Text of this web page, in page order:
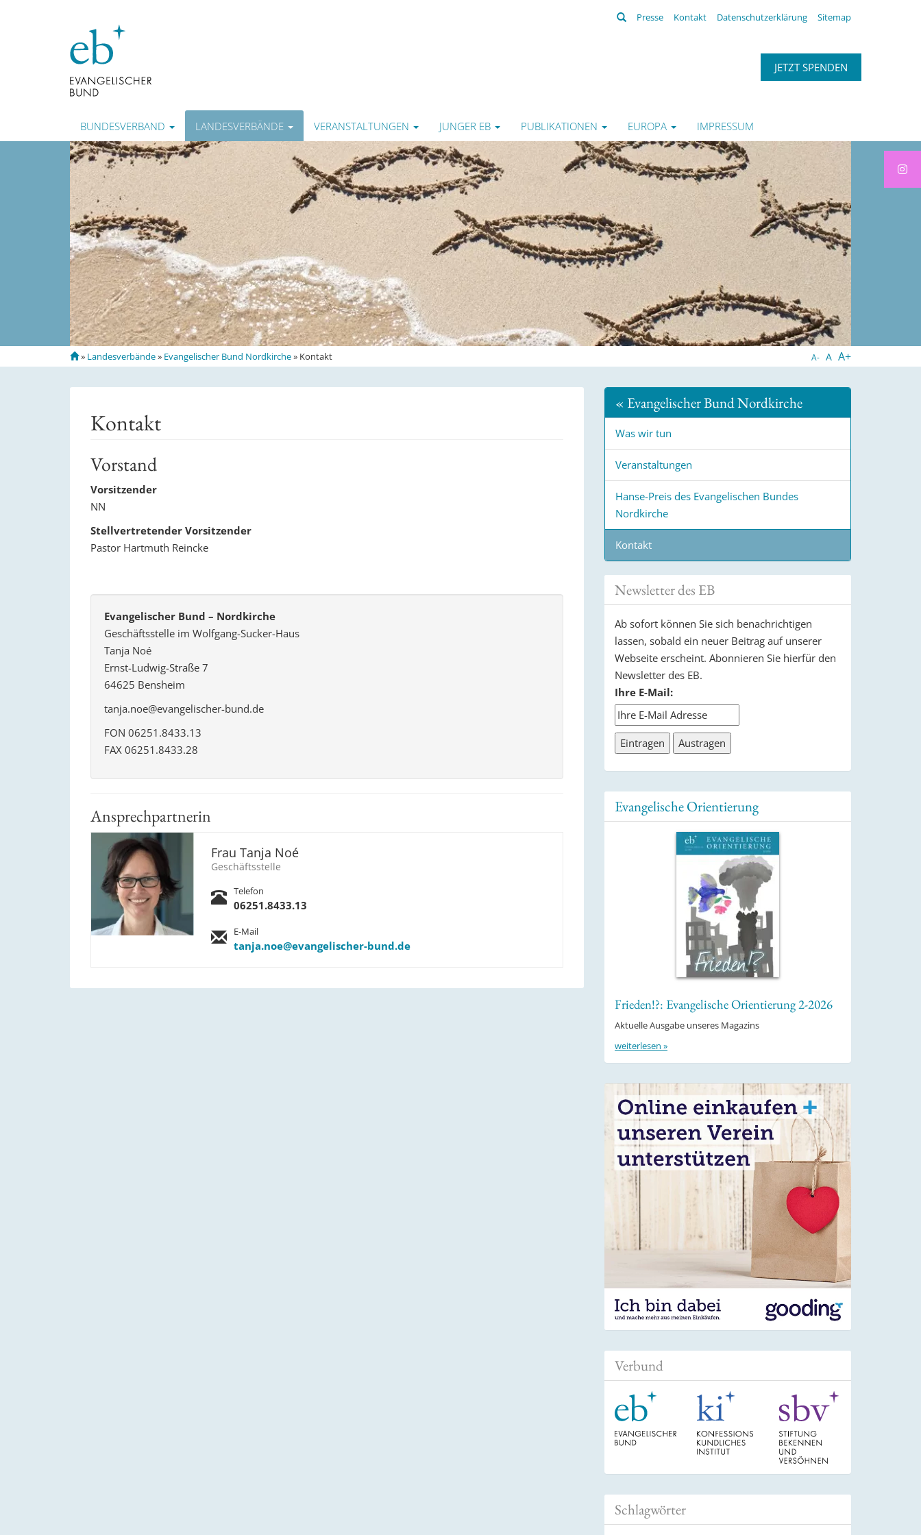
Suchen
Presse Kontakt Datenschutzerklärung Sitemap
JETZT SPENDEN
BUNDESVERBAND LANDESVERBÄNDE VERANSTALTUNGEN JUNGER EB PUBLIKATIONEN EUROPA IMPRESSUM
S
t
» Landesverbände» Evangelischer Bund Nordkirche» Kontakt A- A A+
Kontakt
Vorstand
Vorsitzender
NN
Stellvertretender Vorsitzender
Pastor Hartmuth Reincke
Evangelischer Bund – Nordkirche
Geschäftsstelle im Wolfgang-Sucker-Haus
Tanja Noé
Ernst-Ludwig-Straße 7
64625 Bensheim
tanja.noe@evangelischer-bund.de
FON 06251.8433.13
FAX 06251.8433.28
Ansprechpartnerin
Frau Tanja Noé
Geschäftsstelle
Telefon
06251.8433.13
E-Mail
tanja.noe@evangelischer-bund.de
« Evangelischer Bund Nordkirche
Was wir tun
Veranstaltungen
Hanse-Preis des Evangelischen Bundes
Nordkirche
Kontakt
Newsletter des EB
Ab sofort können Sie sich benachrichtigen
lassen, sobald ein neuer Beitrag auf unserer
Webseite erscheint. Abonnieren Sie hierfür den
Newsletter des EB.
Ihre E-Mail:
Evangelische Orientierung
Frieden!?: Evangelische Orientierung 2-2026
Aktuelle Ausgabe unseres Magazins
weiterlesen »
Verbund
Schlagwörter